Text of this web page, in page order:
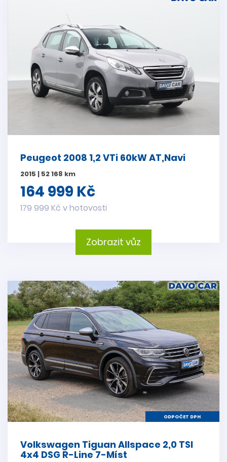
Peugeot 2008 1,2 VTi 60kW AT,Navi
2015 | 52 168 km
164 999 Kč
179 999 Kč v hotovosti
Zobrazit vůz
ODPOČET DPH
Volkswagen Tiguan Allspace 2,0 TSI
4x4 DSG R-Line 7-Míst